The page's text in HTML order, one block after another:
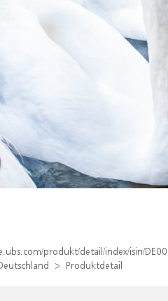
produkt/detail/index/isin/
Produktdetail